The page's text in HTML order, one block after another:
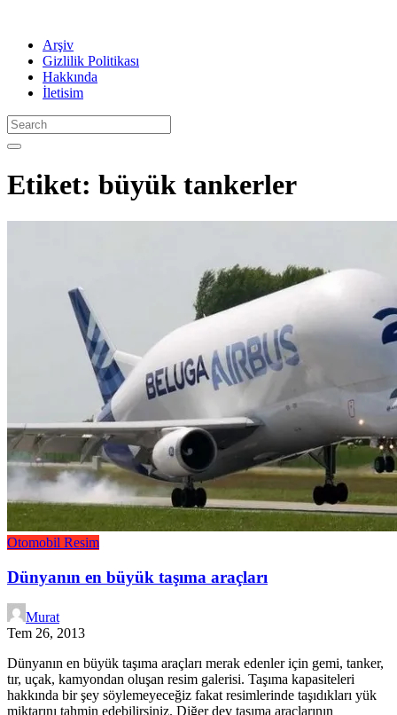
Arşiv
Gizlilik Politikası
Hakkında
İletisim
Etiket: büyük tankerler
Otomobil Resim
Dünyanın en büyük taşıma araçları
Murat
Tem 26, 2013
Dünyanın en büyük taşıma araçları merak edenler için gemi, tanker,
tır, uçak, kamyondan oluşan resim galerisi. Taşıma kapasiteleri
hakkında bir şey söylemeyeceğiz fakat resimlerinde taşıdıkları yük
miktarını tahmin edebilirsiniz. Diğer dev taşıma araçlarının